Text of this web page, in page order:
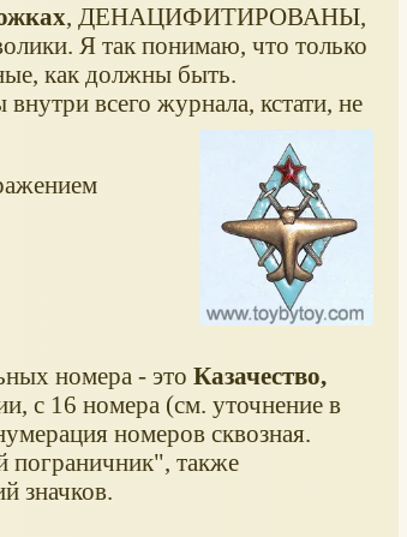
, ДЕНАЦИФИТИРОВАНЫ,
Я так понимаю, что только
как должны быть.
всего журнала, кстати, не
номера - это Казачество,
с 16 номера (см. уточнение в
номеров сквозная.
также
значков.